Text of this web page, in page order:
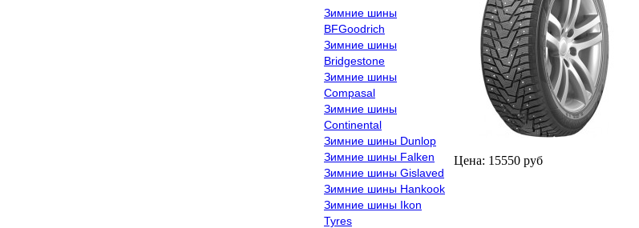
Зимние шины
BFGoodrich
Зимние шины
Bridgestone
Зимние шины
Compasal
Зимние шины
Continental
Зимние шины Dunlop
Зимние шины Falken
Зимние шины Gislaved
Зимние шины Hankook
Зимние шины Ikon
Tyres
Цена: 15550 руб